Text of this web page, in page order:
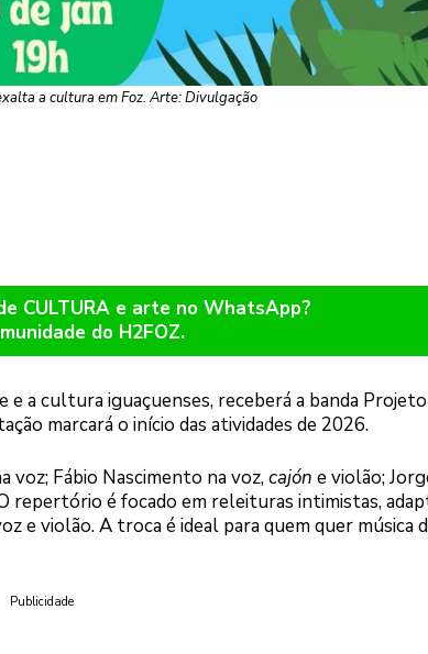
a cultura em Foz. Arte: Divulgação
CULTURA e arte no WhatsApp?
do H2FOZ.
a cultura iguaçuenses, receberá a banda Projeto
marcará o início das atividades de 2026.
Fábio Nascimento na voz,cajón e violão;
repertório é focado em releituras intimistas,
e violão. A troca é ideal para quem quer música
Publicidade